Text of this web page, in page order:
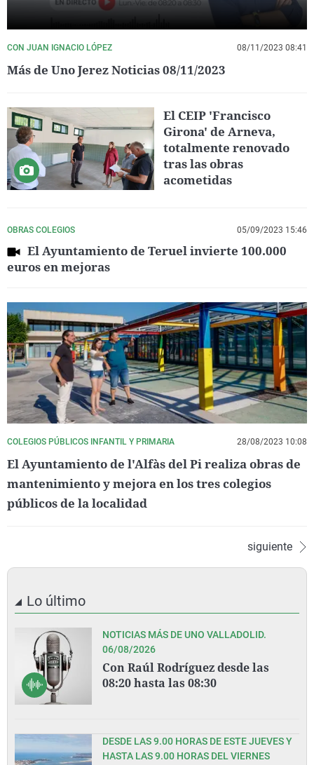
CON JUAN IGNACIO LÓPEZ 08/11/2023 08:41
Más de Uno Jerez Noticias 08/11/2023
El CEIP 'Francisco
Girona' de Arneva,
totalmente renovado
tras las obras
acometidas
OBRAS COLEGIOS 05/09/2023 15:46
El Ayuntamiento de Teruel invierte 100.000
euros en mejoras
COLEGIOS PÚBLICOS INFANTIL Y PRIMARIA 28/08/2023 10:08
El Ayuntamiento de l'Alfàs del Pi realiza obras de
mantenimiento y mejora en los tres colegios
públicos de la localidad
siguiente
Lo último
NOTICIAS MÁS DE UNO VALLADOLID.
06/08/2026
Con Raúl Rodríguez desde las
08:20 hasta las 08:30
DESDE LAS 9.00 HORAS DE ESTE JUEVES Y
HASTA LAS 9.00 HORAS DEL VIERNES